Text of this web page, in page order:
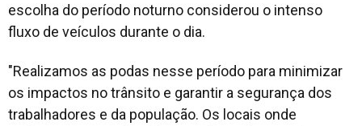
escolha do período noturno considerou o intenso
fluxo de veículos durante o dia.
"Realizamos as podas nesse período para minimizar
os impactos no trânsito e garantir a segurança dos
trabalhadores e da população. Os locais onde